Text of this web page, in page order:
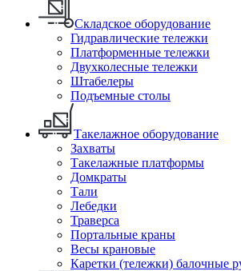
Складское оборудование
Гидравлические тележки
Платформенные тележки
Двухколесные тележки
Штабелеры
Подъемные столы
Такелажное оборудование
Захваты
Такелажные платформы
Домкраты
Тали
Лебедки
Траверса
Портальные краны
Весы крановые
Каретки (тележки) балочные